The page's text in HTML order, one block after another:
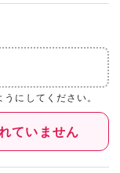
にしてください。
ていません